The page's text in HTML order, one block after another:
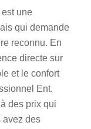
une
qui demande
reconnu. En
directe sur
et le confort
Ent.
des prix qui
avez des